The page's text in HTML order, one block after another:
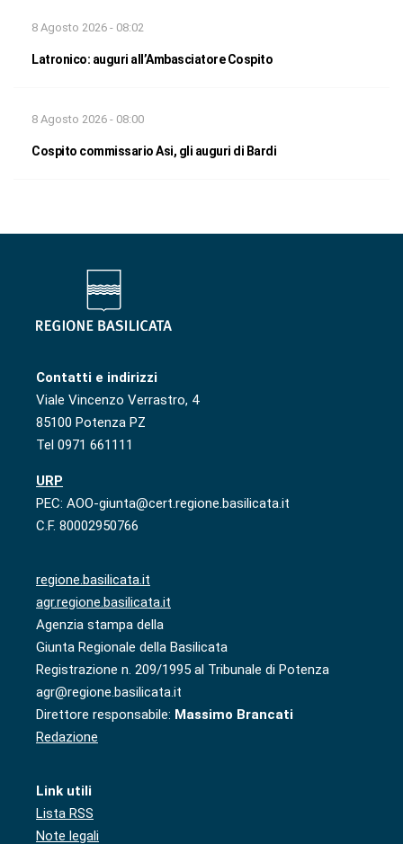
8 Agosto 2026 - 08:02
Latronico: auguri all’Ambasciatore Cospito
8 Agosto 2026 - 08:00
Cospito commissario Asi, gli auguri di Bardi
Contatti e indirizzi
Viale Vincenzo Verrastro, 4
85100 Potenza PZ
Tel 0971 661111
URP
PEC: AOO-giunta@cert.regione.basilicata.it
C.F. 80002950766
regione.basilicata.it
agr.regione.basilicata.it
Agenzia stampa della
Giunta Regionale della Basilicata
Registrazione n. 209/1995 al Tribunale di Potenza
agr@regione.basilicata.it
Direttore responsabile: Massimo Brancati
Redazione
Link utili
Lista RSS
Note legali